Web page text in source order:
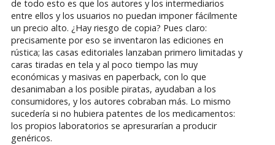
de todo esto es que los autores y los intermediarios
entre ellos y los usuarios no puedan imponer fácilmente
un precio alto. ¿Hay riesgo de copia? Pues claro:
precisamente por eso se inventaron las ediciones en
rústica; las casas editoriales lanzaban primero limitadas y
caras tiradas en tela y al poco tiempo las muy
económicas y masivas en paperback, con lo que
desanimaban a los posible piratas, ayudaban a los
consumidores, y los autores cobraban más. Lo mismo
sucedería si no hubiera patentes de los medicamentos:
los propios laboratorios se apresurarían a producir
genéricos.